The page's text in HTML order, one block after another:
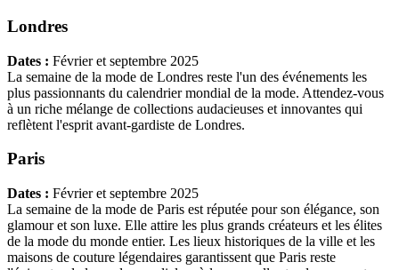
Londres
Dates : Février et septembre 2025
La semaine de la mode de Londres reste l'un des événements les
plus passionnants du calendrier mondial de la mode. Attendez-vous
à un riche mélange de collections audacieuses et innovantes qui
reflètent l'esprit avant-gardiste de Londres.
Paris
Dates : Février et septembre 2025
La semaine de la mode de Paris est réputée pour son élégance, son
glamour et son luxe. Elle attire les plus grands créateurs et les élites
de la mode du monde entier. Les lieux historiques de la ville et les
maisons de couture légendaires garantissent que Paris reste